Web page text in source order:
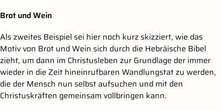
Brot und Wein
Als zweites Beispiel sei hier noch kurz skizziert, wie das
Motiv von Brot und Wein sich durch die Hebräische Bibel
zieht, um dann im Christusleben zur Grundlage der immer
wieder in die Zeit hineinrufbaren Wandlungstat zu werden,
die der Mensch nun selbst aufsuchen und mit den
Christuskräften gemeinsam vollbringen kann.